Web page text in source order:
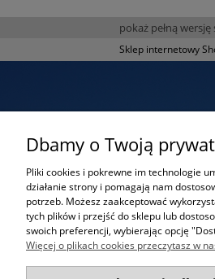
pokaż pełną
Sklep internetowy
Dbamy o Twoją
Pliki cookies i pokrewne im technologie
działanie strony i pomagają nam
potrzeb. Możesz zaakceptować
tych plików i przejść do sklepu lub
swoich preferencji, wybierając opcję
Więcej o plikach cookies przeczytasz w
Oferta
Napisz do nas aby
skrojoną pod